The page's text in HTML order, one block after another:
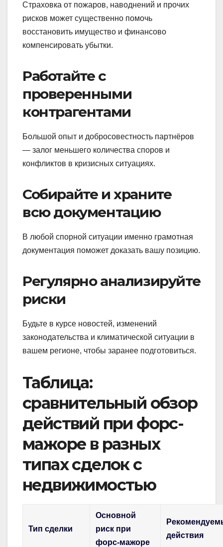
Страховка от пожаров, наводнений и прочих
рисков может существенно помочь
восстановить имущество и финансово
компенсировать убытки.
Работайте с
проверенными
контрагентами
Большой опыт и добросовестность партнёров
— залог меньшего количества споров и
конфликтов в кризисных ситуациях.
Собирайте и храните
всю документацию
В любой спорной ситуации именно грамотная
документация поможет доказать вашу позицию.
Регулярно анализируйте
риски
Будьте в курсе новостей, изменений
законодательства и климатической ситуации в
вашем регионе, чтобы заранее подготовиться.
Таблица:
сравнительный обзор
действий при форс-
мажоре в разных
типах сделок с
недвижимостью
Тип сделки
Основной
риск при
форс-мажоре
действия